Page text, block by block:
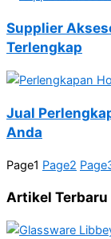
Supplier
Terlengkap
Jual
Anda
Page1 Page2 Page
Artikel Terbaru